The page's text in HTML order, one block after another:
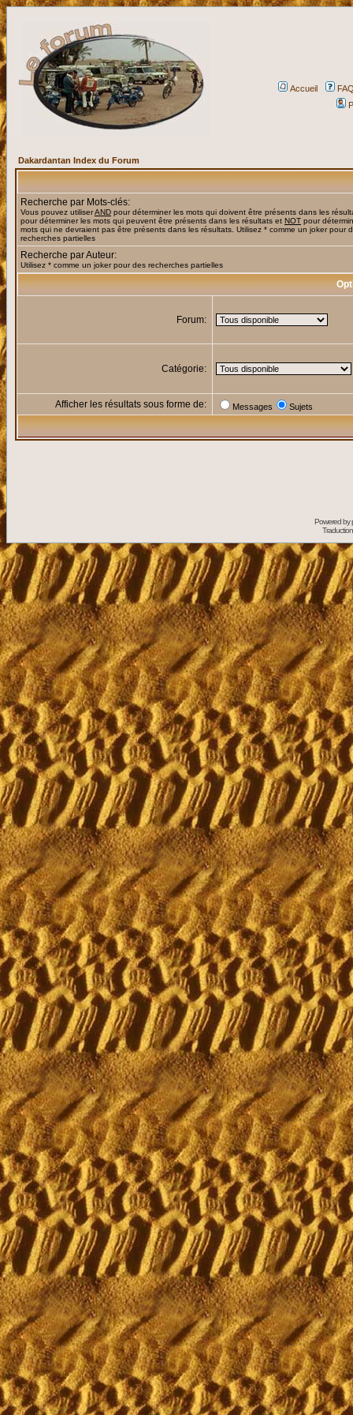
Accueil
Dakardantan Index du Forum
Recherche par Mots-clés:
Vous pouvez utiliserAND pour déterminer les mots qui doivent être présents dans les
pour déterminer les mots qui peuvent être présents dans les résultats et NOT pour
mots qui ne devraient pas être présents dans les résultats. Utilisez * comme un joker pour
recherches partielles
Recherche par Auteur:
Utilisez * comme un joker pour des recherches partielles
Forum:
Catégorie:
Afficher les résultats sous forme de: Messages Sujets
Powered by